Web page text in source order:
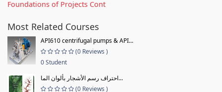
Foundations of Projects Cont
Most Related Courses
API610 centrifugal pumps & API...
(0 Reviews )
0 Student
احتراف رسم الأشجار بألوان الما...
(0 Reviews )